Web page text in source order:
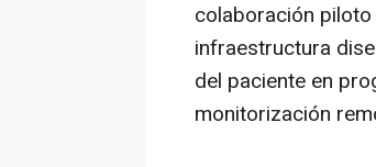
colaboración
infraestructura
del paciente en
monitorización